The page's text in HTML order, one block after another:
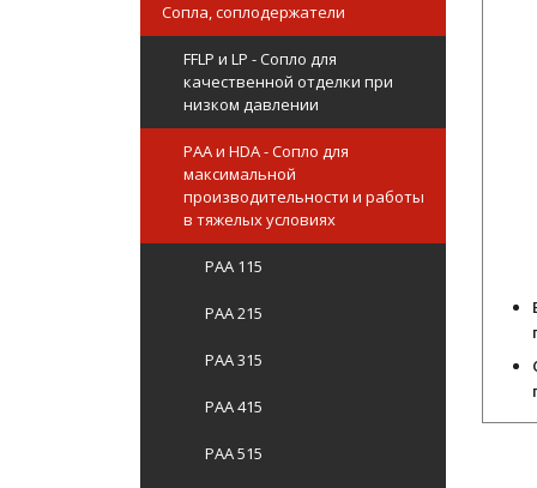
Сопла, соплодержатели
FFLP и LP - Сопло для
качественной отделки при
низком давлении
PAA и HDA - Сопло для
максимальной
производительности и работы
в тяжелых условиях
PAA 115
PAA 215
PAA 315
PAA 415
PAA 515